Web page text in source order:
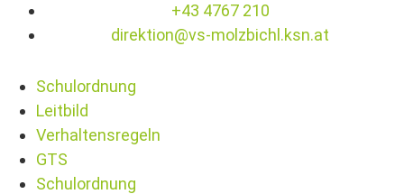
+43 4767 210
direktion@vs-molzbichl.ksn.at
Schulordnung
Leitbild
Verhaltensregeln
GTS
Schulordnung